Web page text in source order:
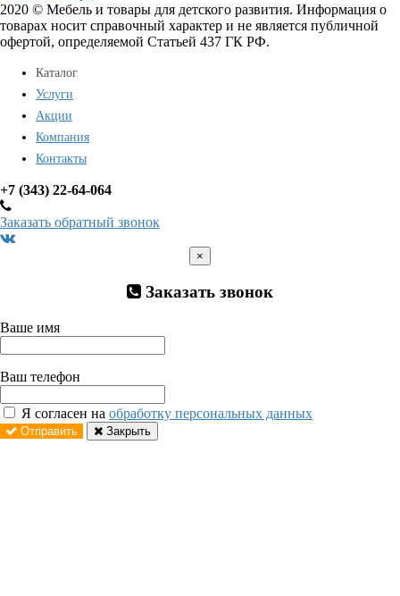
2020 © Мебель и товары для детского развития. Информация о
товарах носит справочный характер и не является публичной
офертой, определяемой Статьей 437 ГК РФ.
Каталог
Услуги
Акции
Компания
Контакты
+7 (343) 22-64-064
Заказать обратный звонок
×
Заказать звонок
Ваше имя
Ваш телефон
Я согласен на обработку персональных данных
Отправить Закрыть